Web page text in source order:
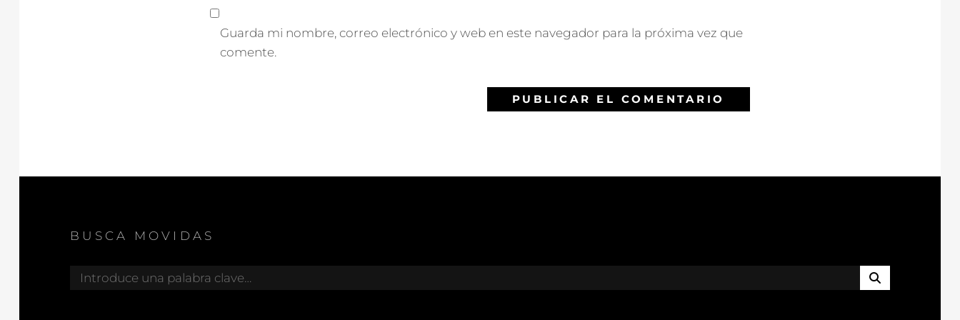
Guarda mi nombre, correo electrónico y web en este navegador para la próxima vez que
comente.
BUSCA MOVIDAS
Buscar: